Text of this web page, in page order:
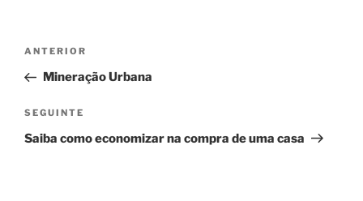
Navegação
artigos
Conteúdo
anterior
ANTERIOR
Mineração Urbana
Conteúdo
seguinte
SEGUINTE
Saiba como economizar na compra de uma casa